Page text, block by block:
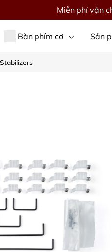
Miễn phí vận
Bàn phím cơ Sản